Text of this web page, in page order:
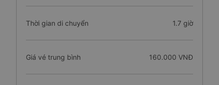
Thời gian di chuyển 1.7 giờ
Giá vé trung bình 160.000 VNĐ